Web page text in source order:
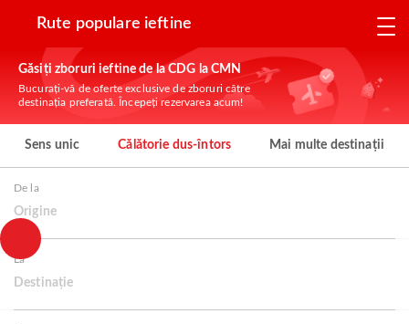
Rute populare ieftine
Găsiți zboruri ieftine de la CDG la CMN
Bucurați-vă de oferte exclusive de zboruri către
destinația preferată. Începeți rezervarea acum!
Sens unic Călătorie dus-întors Mai multe destinații
De la
Origine
La
Destinație